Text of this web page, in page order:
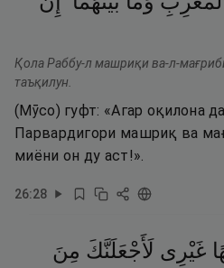
Қола Раббу-л машриқи ва-л-
таъқилун.
(Мӯсо) гуфт: «Агар оқилона
Парвардигори машриқ ва
миёни он ду аст!».
26:28
غَيْرِى لَأَجْعَلَنَّكَ مِنَ